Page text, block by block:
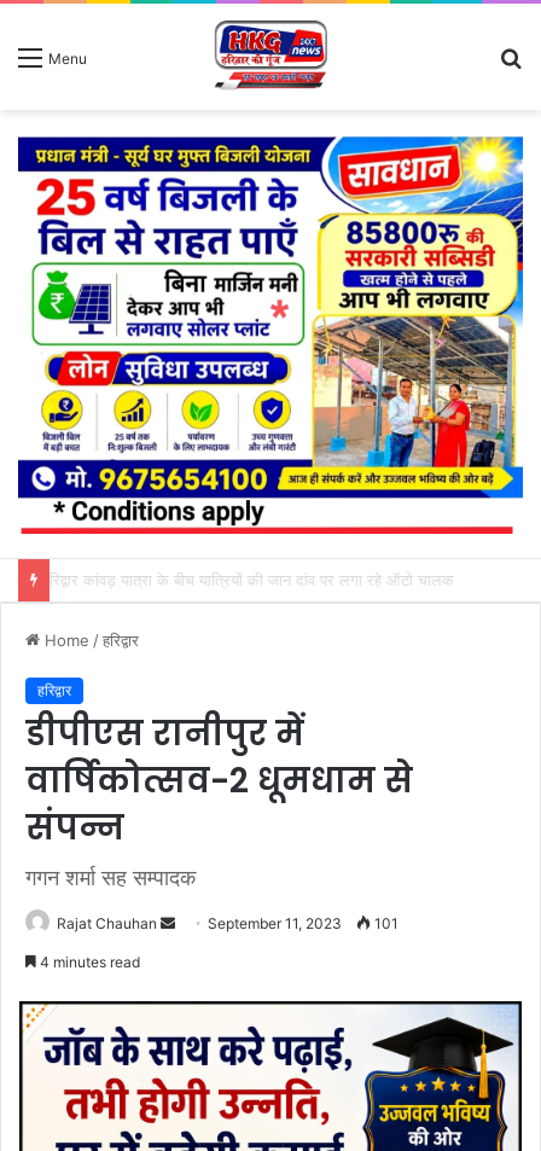
Menu
Home /हरिद्वार
हरिद्वार
डीपीएस रानीपुर में
वार्षिकोत्सव-2 धूमधाम से
संपन्न
गगन शर्मा सह सम्पादक
Rajat Chauhan
Send September 11, 2023 101
4 minutes read